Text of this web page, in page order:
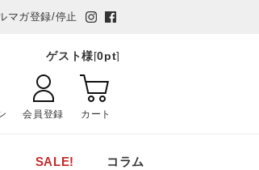
マガ登録/停止
ゲスト様[0pt]
会員登録 カート
SALE! コラム